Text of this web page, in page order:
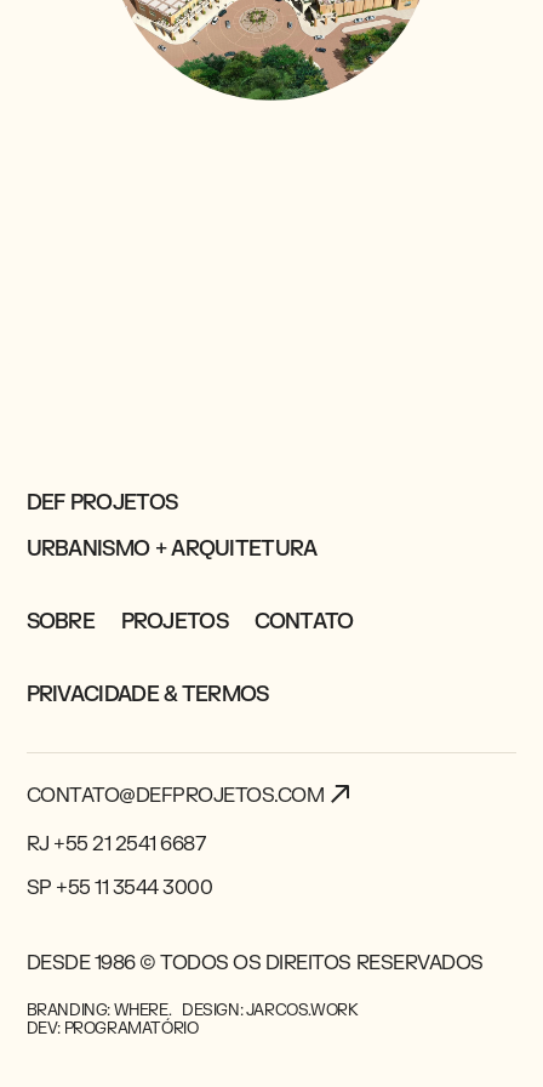
DEF PROJETOS
URBANISMO + ARQUITETURA
SOBRE PROJETOS CONTATO
PRIVACIDADE & TERMOS
CONTATO@DEFPROJETOS.COM
RJ +55 21 2541 6687
SP +55 11 3544 3000
DESDE 1986 © TODOS OS DIREITOS RESERVADOS
BRANDING: WHERE.
DESIGN: JARCOS.WORK
DEV: PROGRAMATÓRIO